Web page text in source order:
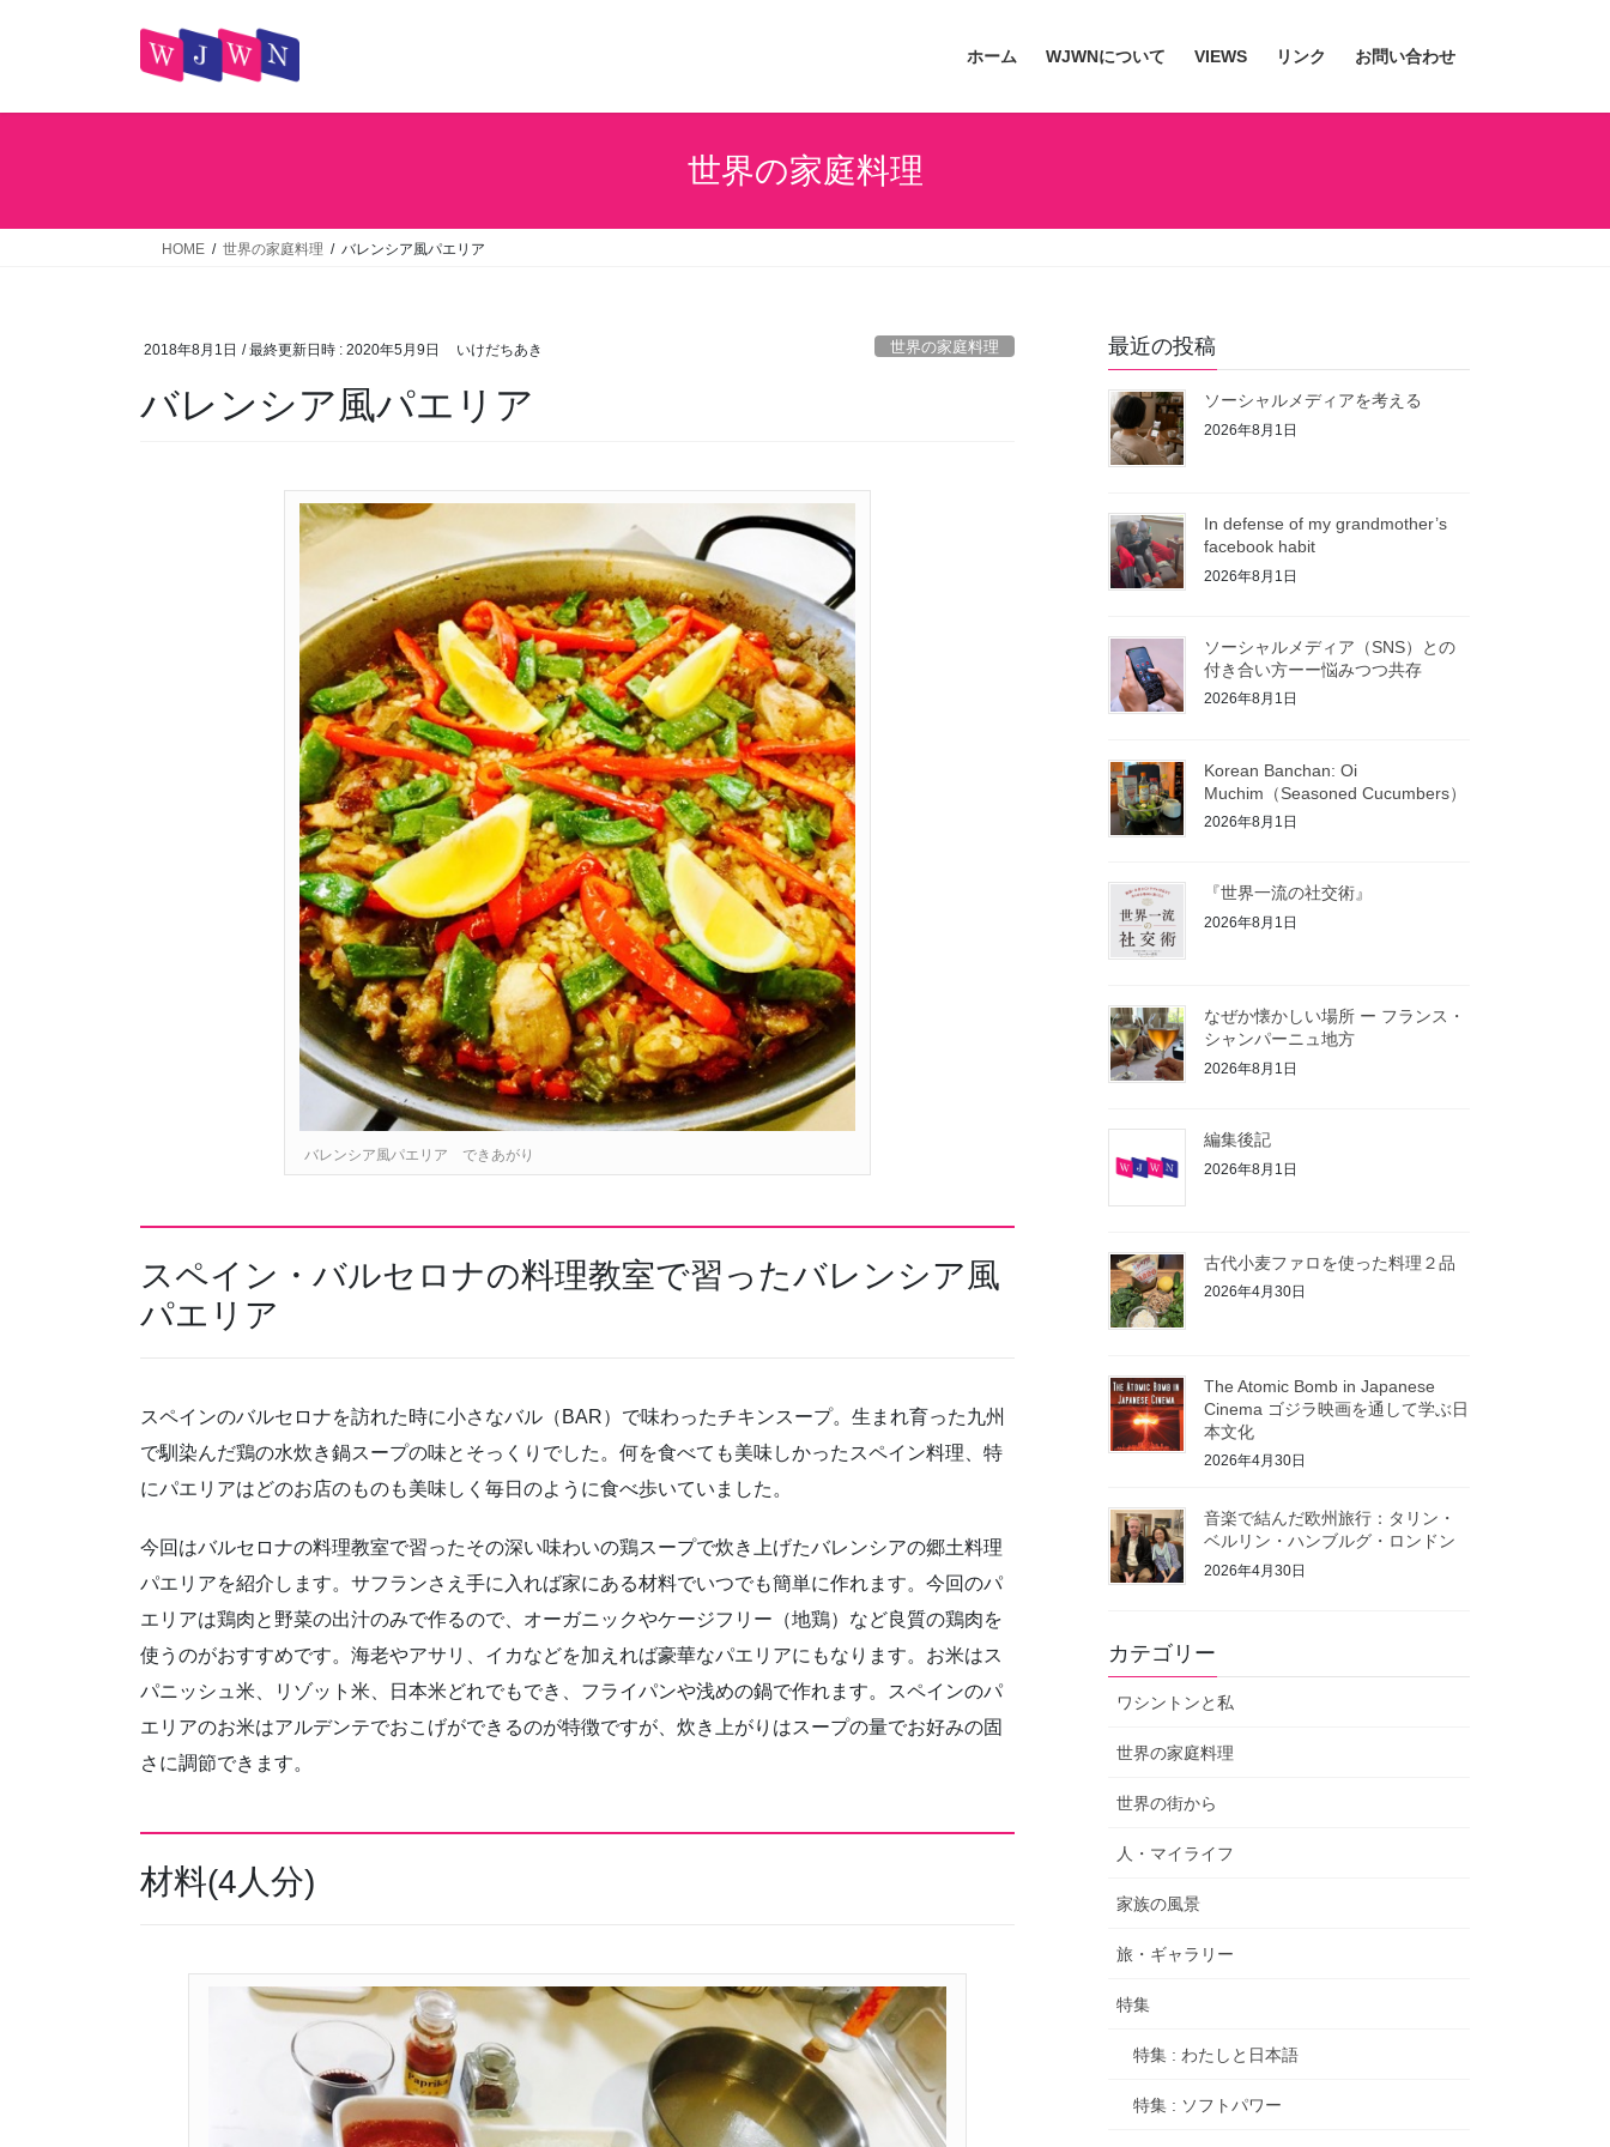
ホーム WJWNについて VIEWS リンク お問い合わせ
世界の家庭料理
HOME 世界の家庭料理 バレンシア風パエリア
2018年8月1日 / 最終更新日時 : 2020年5月9日 いけだちあき 世界の家庭料理
バレンシア風パエリア
バレンシア風パエリア できあがり
スペイン・バルセロナの料理教室で習ったバレンシア風
パエリア
スペインのバルセロナを訪れた時に小さなバル（BAR）で味わったチキンスープ。生まれ育った九州
で馴染んだ鶏の水炊き鍋スープの味とそっくりでした。何を食べても美味しかったスペイン料理、特
にパエリアはどのお店のものも美味しく毎日のように食べ歩いていました。
今回はバルセロナの料理教室で習ったその深い味わいの鶏スープで炊き上げたバレンシアの郷土料理
パエリアを紹介します。サフランさえ手に入れば家にある材料でいつでも簡単に作れます。今回のパ
エリアは鶏肉と野菜の出汁のみで作るので、オーガニックやケージフリー（地鶏）など良質の鶏肉を
使うのがおすすめです。海老やアサリ、イカなどを加えれば豪華なパエリアにもなります。お米はス
パニッシュ米、リゾット米、日本米どれでもでき、フライパンや浅めの鍋で作れます。スペインのパ
エリアのお米はアルデンテでおこげができるのが特徴ですが、炊き上がりはスープの量でお好みの固
さに調節できます。
材料(4人分)
最近の投稿
ソーシャルメディアを考える
2026年8月1日
In defense of my grandmother’s
facebook habit
2026年8月1日
ソーシャルメディア（SNS）との
付き合い方ーー悩みつつ共存
2026年8月1日
Korean Banchan: Oi
Muchim（Seasoned Cucumbers）
2026年8月1日
『世界一流の社交術』
2026年8月1日
なぜか懐かしい場所 ー フランス・
シャンパーニュ地方
2026年8月1日
編集後記
2026年8月1日
古代小麦ファロを使った料理２品
2026年4月30日
The Atomic Bomb in Japanese
Cinema ゴジラ映画を通して学ぶ日
本文化
2026年4月30日
音楽で結んだ欧州旅行：タリン・
ベルリン・ハンブルグ・ロンドン
2026年4月30日
カテゴリー
ワシントンと私
世界の家庭料理
世界の街から
人・マイライフ
家族の風景
旅・ギャラリー
特集
特集 : わたしと日本語
特集 : ソフトパワー